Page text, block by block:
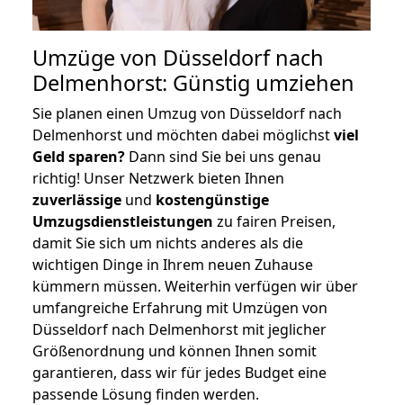
Umzüge von Düsseldorf nach
Delmenhorst: Günstig umziehen
Sie planen einen Umzug von Düsseldorf nach
Delmenhorst und möchten dabei möglichstviel
Geld sparen? Dann sind Sie bei uns genau
richtig! Unser Netzwerk bieten Ihnen
zuverlässige und kostengünstige
Umzugsdienstleistungen zu fairen Preisen,
damit Sie sich um nichts anderes als die
wichtigen Dinge in Ihrem neuen Zuhause
kümmern müssen. Weiterhin verfügen wir über
umfangreiche Erfahrung mit Umzügen von
Düsseldorf nach Delmenhorst mit jeglicher
Größenordnung und können Ihnen somit
garantieren, dass wir für jedes Budget eine
passende Lösung finden werden.